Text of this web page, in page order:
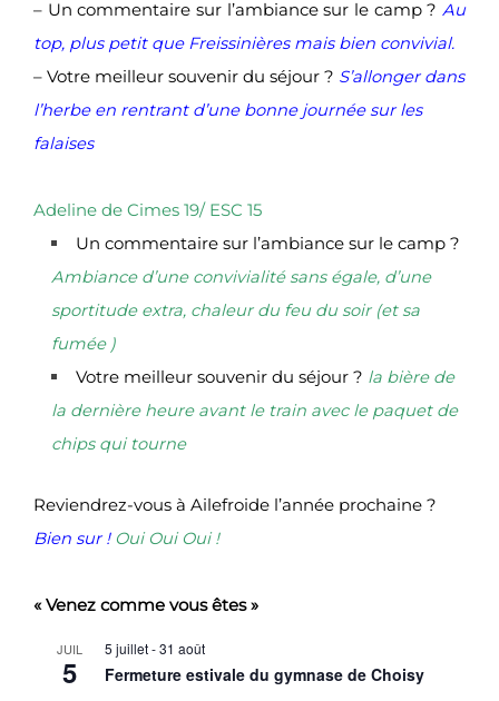
– Un commentaire sur l’ambiance sur le camp ? Au
top, plus petit que Freissinières mais bien convivial.
– Votre meilleur souvenir du séjour ? S’allonger dans
l’herbe en rentrant d’une bonne journée sur les
falaises
Adeline de Cimes 19/ ESC 15
Un commentaire sur l’ambiance sur le camp ?
Ambiance d’une convivialité sans égale, d’une
sportitude extra, chaleur du feu du soir (et sa
fumée )
Votre meilleur souvenir du séjour ? la bière de
la dernière heure avant le train avec le paquet de
chips qui tourne
Reviendrez-vous à Ailefroide l’année prochaine ?
Bien sur ! Oui Oui Oui !
« Venez comme vous êtes »
JUIL
5
5 juillet-31 août
Fermeture estivale du gymnase de Choisy